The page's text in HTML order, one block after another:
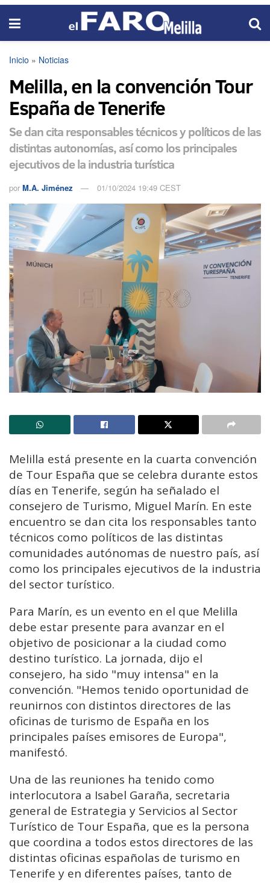
Inicio » Noticias
Melilla, en la convención Tour
España de Tenerife
Se dan cita responsables técnicos y políticos de las
distintas autonomías, así como los principales
ejecutivos de la industria turística
por M.A. Jiménez 01/10/2024 19:49 CEST
Melilla está presente en la cuarta convención
de Tour España que se celebra durante estos
días en Tenerife, según ha señalado el
consejero de Turismo, Miguel Marín. En este
encuentro se dan cita los responsables tanto
técnicos como políticos de las distintas
comunidades autónomas de nuestro país, así
como los principales ejecutivos de la industria
del sector turístico.
Para Marín, es un evento en el que Melilla
debe estar presente para avanzar en el
objetivo de posicionar a la ciudad como
destino turístico. La jornada, dijo el
consejero, ha sido "muy intensa" en la
convención. "Hemos tenido oportunidad de
reunirnos con distintos directores de las
oficinas de turismo de España en los
principales países emisores de Europa",
manifestó.
Una de las reuniones ha tenido como
interlocutora a Isabel Garaña, secretaria
general de Estrategia y Servicios al Sector
Turístico de Tour España, que es la persona
que coordina a todos estos directores de las
distintas oficinas españolas de turismo en
Tenerife y en diferentes países, tanto de